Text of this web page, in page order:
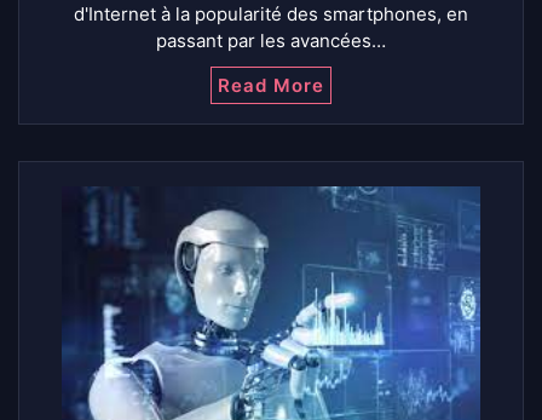
d'Internet à la popularité des smartphones, en
passant par les avancées…
Read More